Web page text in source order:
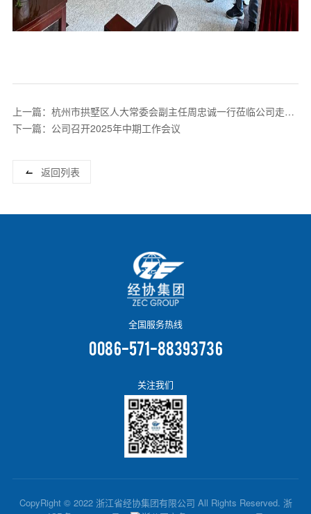
上一篇：杭州市拱墅区人大常委会副主任周忠诚一行莅临公司走访
调研
下一篇：公司召开2025年中期工作会议
返回列表
全国服务热线
0086-571-88393736
关注我们
CopyRight © 2022 浙江省经协集团有限公司 All Rights Reserved. 浙